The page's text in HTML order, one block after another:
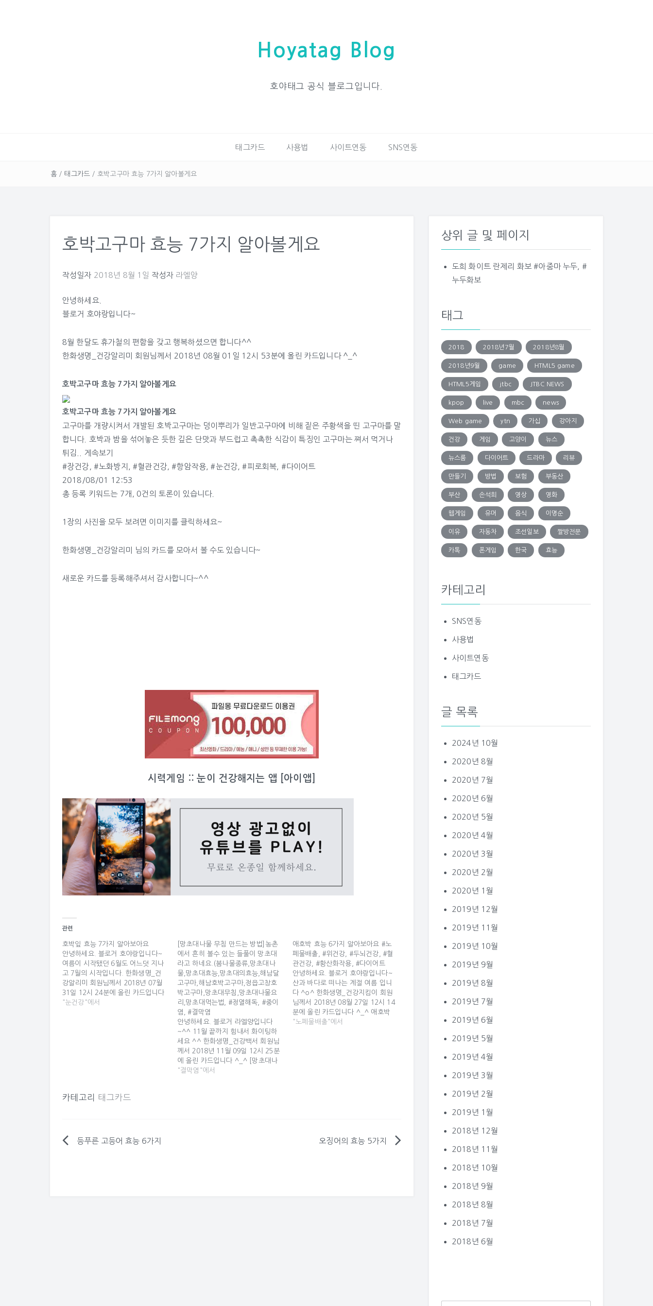
Hoyatag Blog
호야태그 공식 블로그입니다.
태그카드 사용법 사이트연동 SNS연동
홈 / 태그카드 / 호박고구마 효능 7가지 알아볼게요
호박고구마 효능 7가지 알아볼게요
작성일자 2018년 8월 1일 작성자 라엘양
안녕하세요.
블로거 호야랑입니다~
8월 한달도 휴가철의 편함을 갖고 행복하셨으면 합니다^^
한화생명_건강알리미
회원님께서 2018년 08월 01일 12시 53분에 올린 카드입니다 ^_^
호박고구마 효능 7가지 알아볼게요
호박고구마 효능 7가지 알아볼게요
고구마를 개량시켜서 개발된 호박고구마는 덩이뿌리가 일반고구마에 비해 짙은 주황색을 띤 고구마를 말
합니다. 호박과 밤을 섞어놓은 듯한 깊은 단맛과 부드럽고 촉촉한 식감이 특징인 고구마는 쪄서 먹거나
튀김.. 게속보기
#장건강
#노화방지 #혈관건강, #항암작용 #눈건강 #피로회복
#다이어트
2018/08/01 12:53
총 등록 키워드는 7개, 0건의 토론이 있습니다.
1장의 사진을 모두 보려면 이미지를 클릭하세요~
한화생명_건강알리미 님의 카드 를 모아서 볼 수도 있습니다~
새로운 카드를 등록해주셔서 감사합니다~^^
시력게임 :: 눈이 건강해지는 앱 [아이앱]
관련
호박잎 효능 7가지 알아보아요
안녕하세요. 블로거 호야랑입니다~
여름이 시작됐던 6월도 어느덧 지나
고 7월의 시작입니다. 한화생명_건
강알리미 회원님께서 2018년 07월
31일 12시 24분에 올린 카드입니다
^_^ 호박잎 효능 7가지 알아보아요
"눈건강"에서
[망초대나물 무침 만드는 방법]농촌
에서 흔히 볼수 있는 들풀이 망초대
라고 하네요.(봄나물종류,망초대나
물,망초대효능,망초대의효능,해남달
고구마,해남호박고구마,정읍고창호
박고구마,망초대무침,망초대나물요
리,망초대먹는법, #정열해독, #중이
염, #결막염
안녕하세요. 블로거 라엘양입니다
~^^ 11월 끝까지 힘내서 화이팅하
세요 ^^ 한화생명_건강백서 회원님
께서 2018년 11월 09일 12시 25분
에 올린 카드입니다 ^_^ [망초대나
물 무침 만드는 방법]농촌에서 흔히
"결막염"에서
애호박 효능 6가지 알아보아요 #노
페물배출, #위건강, #두뇌건강, #혈
관건강, #황산화작용, #다이어트
안녕하세요. 블로거 호야랑입니다~
산과 바다로 떠나는 계절 여름 입니
다 ^o^ 한화생명_건강지킴이 회원
님께서 2018년 08월 27일 12시 14
분에 올린 카드입니다 ^_^ 애호박
효능 6가지 알아보아요 애호박 효능
"노페물배출"에서
카테고리 태그카드
글
등푸른 고등어 효능 6가지 오징어의 효능 5가지
상위 글 및 페이지
도희 화이트 란제리 화보 #아줌마 누두, #
누두화보
태그
2018 2018년7월 2018년8월
2018년9월 game HTML5 game
HTML5게임 jtbc JTBC NEWS
kpop live mbc news
Web game ytn 가십 강아지
건강 게임 고양이 뉴스
뉴스룸 다이어트 드라마 리뷰
만들기 방법 보험 부동산
부산 손석희 영상 영화
웹게임 유머 음식 이명순
이유 자동차 조선일보 짤방전문
카톡 폰게임 한국 효능
카테고리
SNS연동
사용법
사이트연동
태그카드
글 목록
2024년 10월
2020년 8월
2020년 7월
2020년 6월
2020년 5월
2020년 4월
2020년 3월
2020년 2월
2020년 1월
2019년 12월
2019년 11월
2019년 10월
2019년 9월
2019년 8월
2019년 7월
2019년 6월
2019년 5월
2019년 4월
2019년 3월
2019년 2월
2019년 1월
2018년 12월
2018년 11월
2018년 10월
2018년 9월
2018년 8월
2018년 7월
2018년 6월